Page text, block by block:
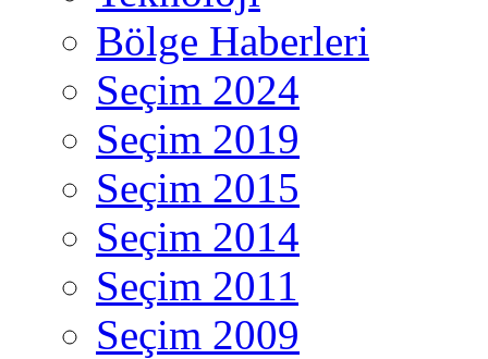
Bölge Haberleri
Seçim 2024
Seçim 2019
Seçim 2015
Seçim 2014
Seçim 2011
Seçim 2009